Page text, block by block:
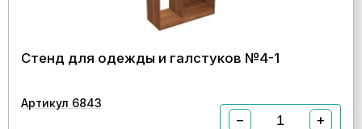
Стенд для одежды и галстуков №4-1
Артикул 6843
− +